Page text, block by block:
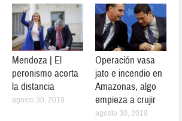
Mendoza | El
peronismo acorta
la distancia
agosto 30, 2019
Operación vasa
jato e incendio en
Amazonas, algo
empieza a crujir
agosto 30, 2019